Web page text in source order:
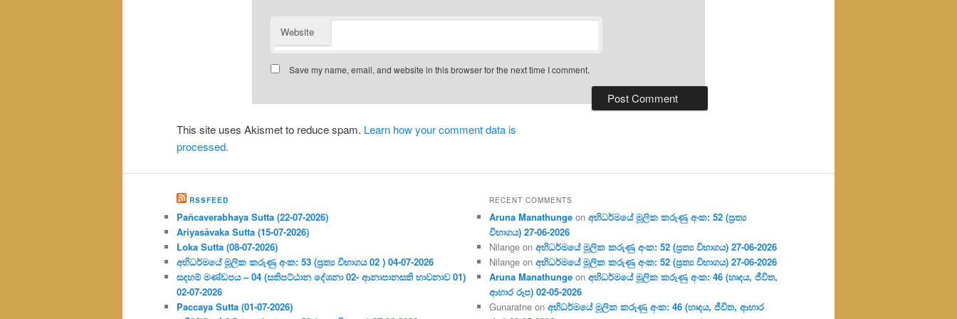
Website
Save my name, email, and website in this browser for the next time I comment.
This site uses Akismet to reduce spam. Learn how your comment data is
processed.
RSSFEED
Pañcaverabhaya Sutta (22-07-2026)
Ariyasāvaka Sutta (15-07-2026)
Loka Sutta (08-07-2026)
අභිධර්මයේ මූලික කරුණු අංක: 53 (ප්‍ර‍ත්‍ය විභාගය 02 ) 04-07-2026
සදහම් මණ්ඩපය – 04 (සතිපට්ඨාන දේශනා 02- ආනාපානසති භාවනාව 01)
02-07-2026
Paccaya Sutta (01-07-2026)
RECENT COMMENTS
Aruna Manathunge onඅභිධර්මයේ මූලික කරුණු අංක: 52 (ප්‍ර‍ත්‍ය
විභාගය) 27-06-2026
Nilange onඅභිධර්මයේ මූලික කරුණු අංක: 52 (ප්‍ර‍ත්‍ය විභාගය) 27-06-2026
Nilange onඅභිධර්මයේ මූලික කරුණු අංක: 52 (ප්‍ර‍ත්‍ය විභාගය) 27-06-2026
Aruna Manathunge onඅභිධර්මයේ මූලික කරුණු අංක: 46 (හෘදය, ජීවිත,
ආහාර රූප) 02-05-2026
Gunaratne onඅභිධර්මයේ මූලික කරුණු අංක: 46 (හෘදය, ජීවිත, ආහාර